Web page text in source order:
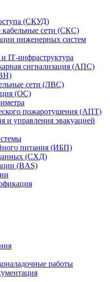
(СКУД)
кабельные сети (СКС)
инженерных систем
IT‑инфраструктура
сигнализация (АПС)
сети (ЛВС)
(ОС)
пожаротушения (АПТ)
и управления эвакуацией
питания (ИБП)
(СХД)
(BAS)
работы